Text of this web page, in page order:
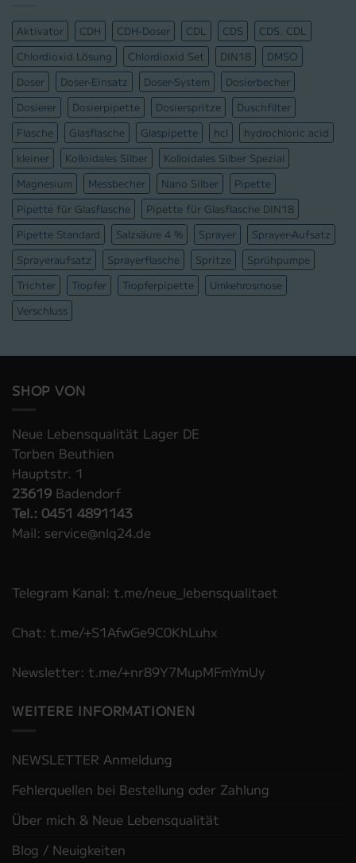
Aktivator CDH CDH-Doser CDL CDS
CDS. CDL
Chlordioxid Lösung
Chlordioxid Set DIN18
DMSO
Doser
Doser-Einsatz Doser-System
Dosierbecher
Dosierer
Dosierpipette Dosierspritze
Duschfilter
Flasche
Glasflasche Glaspipette hcl
hydrochloric acid
kleiner
Kolloidales Silber
Kolloidales Silber Spezial
Magnesium
Messbecher Nano Silber
Pipette
Pipette für Glasflasche
Pipette für Glasflasche DIN18
Pipette Standard
Salzsäure 4 % Sprayer
Sprayer-Aufsatz
Sprayeraufsatz
Sprayerflasche Spritze
Sprühpumpe
Trichter
Tropfer Tropferpipette
Umkehrosmose
Verschluss
SHOP VON
Neue Lebensqualität Lager DE
Torben Beuthien
Hauptstr. 1
23619 Badendorf
Tel.: 0451 4891143
Mail: service@nlq24.de
Telegram Kanal: t.me/neue_lebensqualitaet
Chat: t.me/+S1AfwGe9C0KhLuhx
Newsletter: t.me/+nr89Y7MupMFmYmUy
WEITERE INFORMATIONEN
NEWSLETTER Anmeldung
Fehlerquellen bei Bestellung oder Zahlung
Über mich & Neue Lebensqualität
Blog / Neuigkeiten